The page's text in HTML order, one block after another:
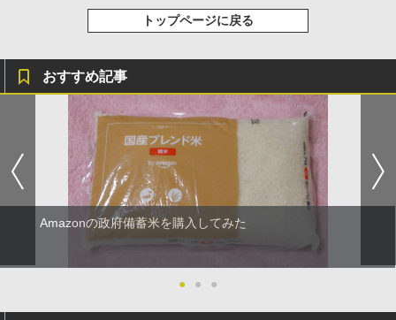
トップページに戻る
おすすめ記事
Amazonの政府備蓄米を購入してみた
● ● ●